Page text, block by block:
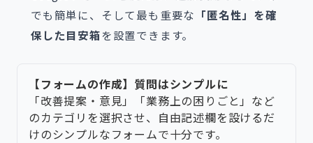
でも簡単に、そして最も重要な 「匿名性」を確
保した目安箱を設置できます。
【フォームの作成】質問はシンプルに
「改善提案・意見」「業務上の困りごと」など
のカテゴリを選択させ、自由記述欄を設けるだ
けのシンプルなフォームで十分です。